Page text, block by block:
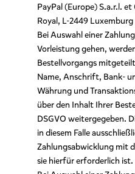
PayPal (Europe) S.a.r.l.
Royal, L-2449 Luxemburg
Bei Auswahl einer
Vorleistung gehen,
Bestellvorgangs
Name, Anschrift, Bank-
Währung und
über den Inhalt Ihrer
DSGVO weitergegeben.
in diesem Falle
Zahlungsabwicklung mit
sie hierfür erforderlich ist.